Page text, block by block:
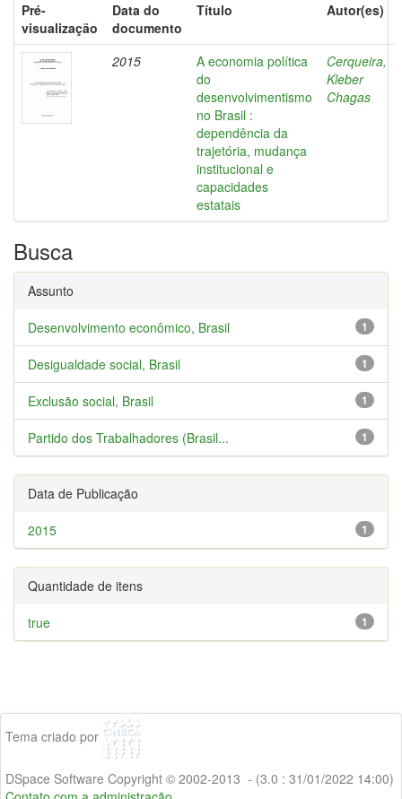
Pré-
visualização
Data do
documento
Título Autor(es)
2015
A economia política
do
desenvolvimentismo
no Brasil :
dependência da
trajetória, mudança
institucional e
capacidades
estatais
Cerqueira,
Kleber
Chagas
Busca
Assunto
1
Desenvolvimento econômico, Brasil
1
Desigualdade social, Brasil
1
Exclusão social, Brasil
1
Partido dos Trabalhadores (Brasil...
Data de Publicação
1
2015
Quantidade de itens
1
true
Tema criado por
DSpace Software Copyright © 2002-2013 - (3.0 : 31/01/2022 14:00)